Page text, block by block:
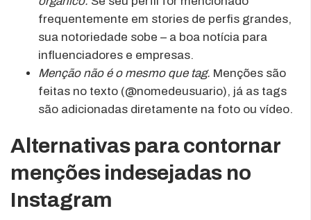
frequentemente em stories de perfis grandes,
sua notoriedade sobe – a boa notícia para
influenciadores e empresas.
Menção não é o mesmo que tag. Menções são
feitas no texto (@nomedeusuario), já as tags
são adicionadas diretamente na foto ou vídeo.
Alternativas para contornar
menções indesejadas no
Instagram